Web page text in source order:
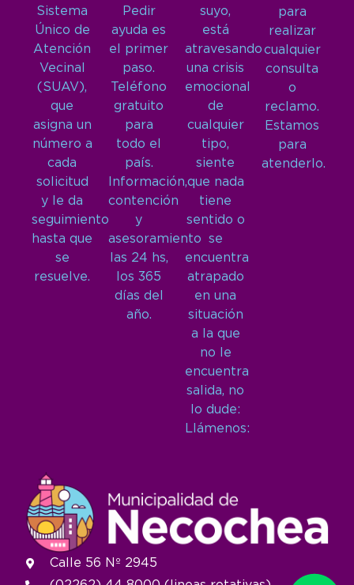
Sistema
Único de
Atención
Vecinal
(SUAV),
que
asigna un
número a
cada
solicitud
y le da
seguimiento
hasta que
se
resuelve.
Pedir
ayuda es
el primer
paso.
Teléfono
gratuito
para
todo el
país.
Información,
contención
y
asesoramiento
las 24 hs,
los 365
días del
año.
suyo,
está
atravesando
una crisis
emocional
de
cualquier
tipo,
siente
que nada
tiene
sentido o
se
encuentra
atrapado
en una
situación
a la que
no le
encuentra
salida, no
lo dude:
Llámenos:
para
realizar
cualquier
consulta
o
reclamo.
Estamos
para
atenderlo.
Calle 56 Nº 2945